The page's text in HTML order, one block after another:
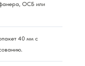
ОСБ или
40 мм с